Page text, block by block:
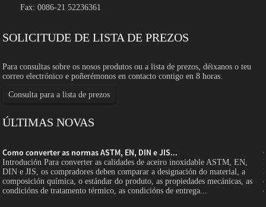
Fax: 0086-21 52236361
SOLICITUDE DE LISTA DE PREZOS
Para consultas sobre os nosos produtos ou a lista de prezos, déixanos o teu
correo electrónico e poñerémonos en contacto contigo en 8 horas.
Consulta para a lista de prezos
ÚLTIMAS NOVAS
Como converter as normas ASTM, EN, DIN e JIS...
Introdución Para converter as calidades de aceiro inoxidable ASTM, EN,
DIN e JIS, os compradores deben comparar a designación do material, a
composición química, o estándar do produto, as propiedades mecánicas, as
condicións de tratamento térmico, as condicións de entrega...